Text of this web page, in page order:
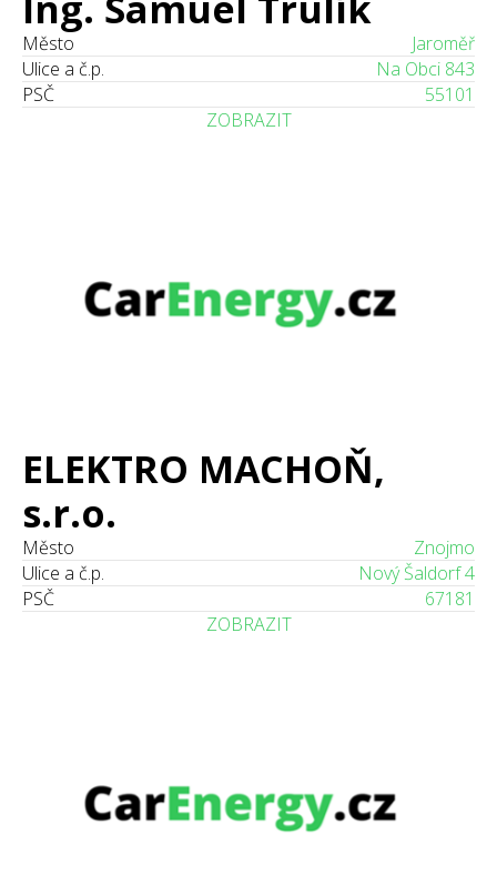
Město
Jaroměř
Ulice a č.p.
Na Obci 843
PSČ
55101
ZOBRAZIT
ELEKTRO MACHOŇ,
s.r.o.
Město
Znojmo
Ulice a č.p.
Nový Šaldorf 4
PSČ
67181
ZOBRAZIT